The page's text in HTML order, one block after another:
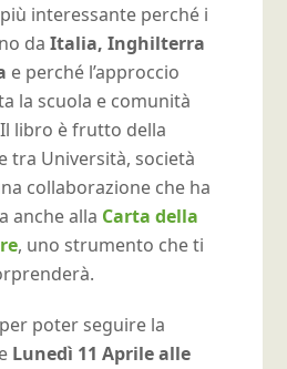
interessante perché i
da Italia, Inghilterra
e perché l’approccio
la scuola e comunità
libro è frutto della
tra Università, società
collaborazione che ha
anche alla Carta della
, uno strumento che ti
poter seguire la
Lunedì 11 Aprile alle